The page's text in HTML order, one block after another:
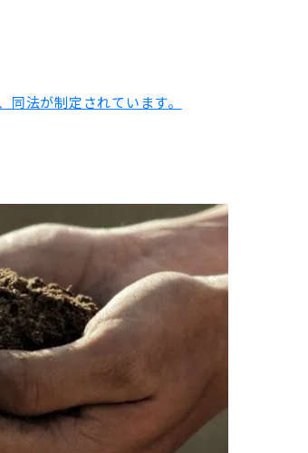
法が制定されています。